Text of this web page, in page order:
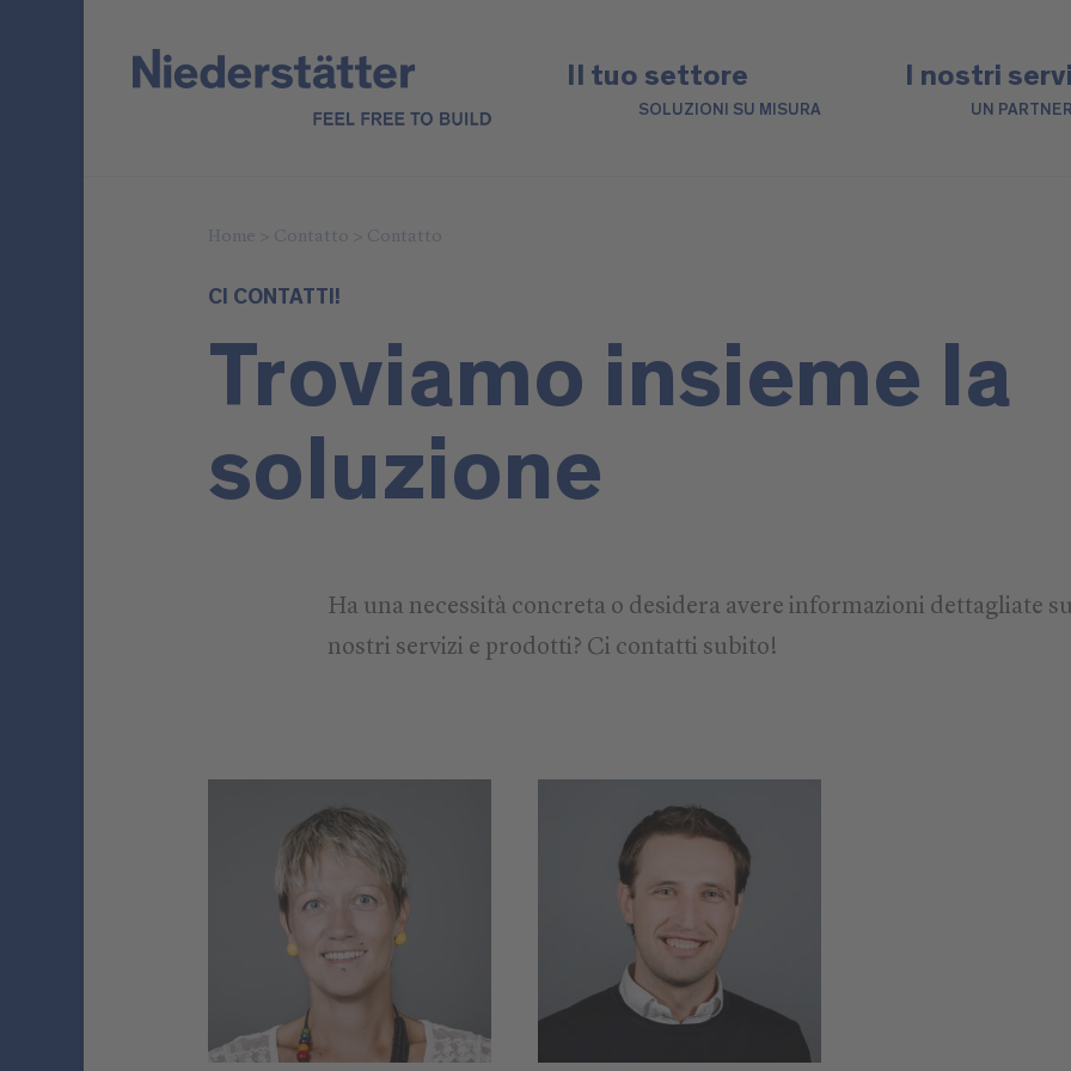
Il tuo settore
SOLUZIONI SU MISURA
I nostri
UN
CI CONTATTI!
Troviamo insieme la
soluzione
Ha una necessità concreta o desidera avere informazioni dettagliate
nostri servizi e prodotti? Ci contatti subito!
Home > Contatto > Contatto